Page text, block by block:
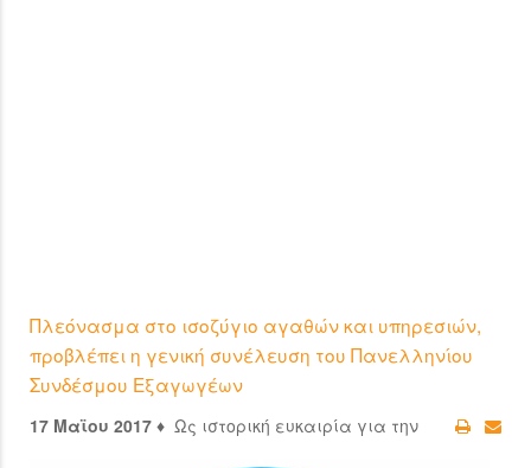
Πλεόνασμα στο ισοζύγιο αγαθών και υπηρεσιών,
προβλέπει η γενική συνέλευση του Πανελληνίου
Συνδέσμου Εξαγωγέων
17 Μαϊου 2017 ♦ Ως ιστορική ευκαιρία για την